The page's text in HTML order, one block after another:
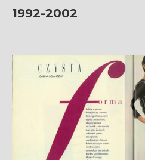
1992-2002